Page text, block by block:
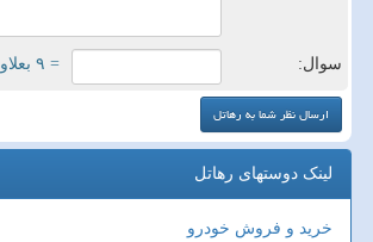
سوال: = ۹ بعلاوه ۴
لینک دوستهای رهاتل
خرید و فروش خودرو